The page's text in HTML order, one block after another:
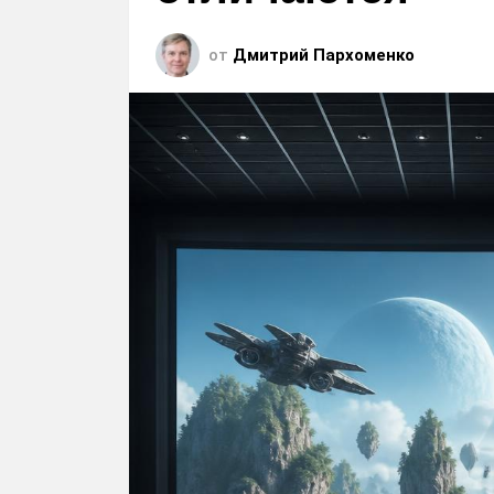
от Дмитрий Пархоменко